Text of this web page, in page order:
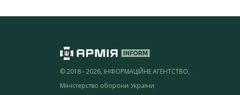
© 2018 - 2026, ІНФОРМАЦІЙНЕ АГЕНТСТВО,
Міністерство оборони України